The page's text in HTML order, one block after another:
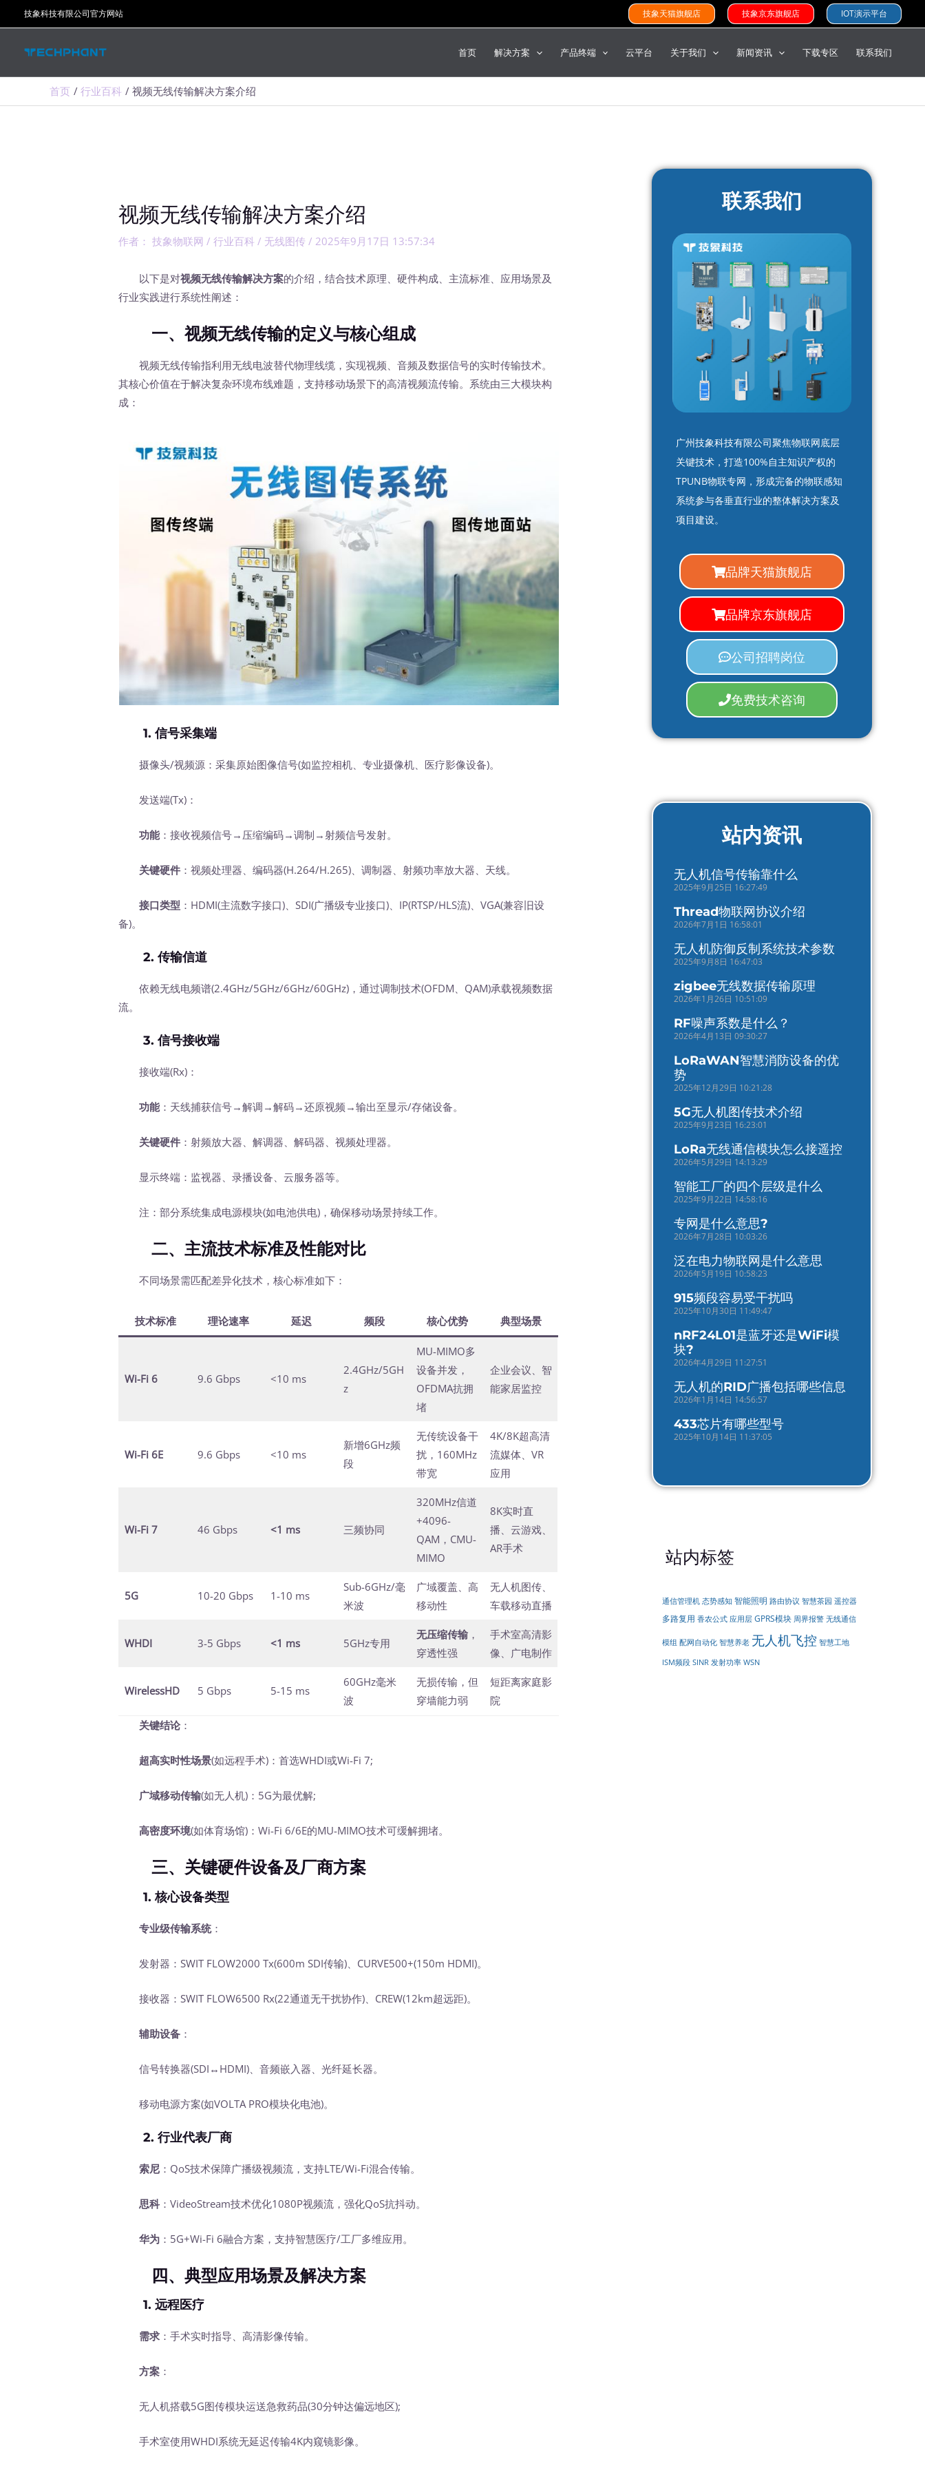
至
技象科技有限公司官方网站 技象天猫旗舰店 技象京东旗舰店 IOT演示平台
首页 解决方案 产品终端 云平台 关于我们 新闻资讯 下载专区 联系我们
首页 行业百科 视频无线传输解决方案介绍
视频无线传输解决方案介绍
作者： 技象物联网/行业百科 / 无线图传 / 2025年9月17日 13:57:34
以下是对视频无线传输解决方案的介绍，结合技术原理、硬件构成、主流标准、应用场景及
行业实践进行系统性阐述：
一、视频无线传输的定义与核心组成
视频无线传输指利用无线电波替代物理线缆，实现视频、音频及数据信号的实时传输技术。
其核心价值在于解决复杂环境布线难题，支持移动场景下的高清视频流传输。系统由三大模块构
成：
1.信号采集端
摄像头/视频源：采集原始图像信号(如监控相机、专业摄像机、医疗影像设备)。
发送端(Tx)：
功能：接收视频信号→压缩编码→调制→射频信号发射。
关键硬件 ：视频处理器、编码器(H.264/H.265)、调制器、射频功率放大器、天线。
接口类型 ：HDMI(主流数字接口)、SDI(广播级专业接口)、IP(RTSP/HLS流)、VGA(兼容旧设
备)。
2.传输信道
依赖无线电频谱(2.4GHz/5GHz/6GHz/60GHz)，通过调制技术(OFDM、QAM)承载视频数据
流。
3.信号接收端
接收端(Rx)：
功能：天线捕获信号→解调→解码→还原视频→输出至显示/存储设备。
关键硬件 ：射频放大器、解调器、解码器、视频处理器。
显示终端：监视器、录播设备、云服务器等。
注：部分系统集成电源模块(如电池供电)，确保移动场景持续工作。
二、主流技术标准及性能对比
不同场景需匹配差异化技术，核心标准如下：
技术标准 理论速率 延迟 频段 核心优势 典型场景
Wi-Fi 6 9.6 Gbps <10 ms
2.4GHz/5GH
z
MU-MIMO多
设备并发，
OFDMA抗拥
堵
企业会议、智
能家居监控
Wi-Fi 6E 9.6 Gbps <10 ms
新增6GHz频
段
无传统设备干
扰，160MHz
带宽
4K/8K超高清
流媒体、VR
应用
Wi-Fi 7 46 Gbps <1 ms 三频协同
320MHz信道
+4096-
QAM，CMU-
MIMO
8K实时直
播、云游戏、
AR手术
5G 10-20 Gbps 1-10 ms
Sub-6GHz/毫
米波
广域覆盖、高
移动性
无人机图传、
车载移动直播
WHDI 3-5 Gbps <1 ms 5GHz专用
无压缩传输，
穿透性强
手术室高清影
像、广电制作
WirelessHD 5 Gbps 5-15 ms
60GHz毫米
波
无损传输，但
穿墙能力弱
短距离家庭影
院
关键结论：
超高实时性场景(如远程手术)：首选WHDI或Wi-Fi 7;
广域移动传输(如无人机)：5G为最优解;
高密度环境(如体育场馆)：Wi-Fi 6/6E的MU-MIMO技术可缓解拥堵。
三、关键硬件设备及厂商方案
1.核心设备类型
专业级传输系统：
发射器：SWIT FLOW2000 Tx(600m SDI传输)、CURVE500+(150m HDMI)。
接收器：SWIT FLOW6500 Rx(22通道无干扰协作)、CREW(12km超远距)。
辅助设备 ：
信号转换器(SDI↔HDMI)、音频嵌入器、光纤延长器。
移动电源方案(如VOLTA PRO模块化电池)。
2.行业代表厂商
索尼 ：QoS技术保障广播级视频流，支持LTE/Wi-Fi混合传输。
思科 ：VideoStream技术优化1080P视频流，强化QoS抗抖动。
华为 ：5G+Wi-Fi 6融合方案，支持智慧医疗/工厂多维应用。
四、典型应用场景及解决方案
1.远程医疗
需求 ：手术实时指导、高清影像传输。
方案 ：
无人机搭载5G图传模块运送急救药品(30分钟达偏远地区);
手术室使用WHDI系统无延迟传输4K内窥镜影像。
联系我们
广州技象科技有限公司聚焦物联网底层
关键技术，打造100%自主知识产权的
TPUNB物联专网，形成完备的物联感知
系统参与各垂直行业的整体解决方案及
项目建设。
品牌天猫旗舰店
品牌京东旗舰店
公司招聘岗位
免费技术咨询
站内资讯
无人机信号传输靠什么
2025年9月25日 16:27:49
Thread物联网协议介绍
2026年7月1日 16:58:01
无人机防御反制系统技术参数
2025年9月8日 16:47:03
zigbee无线数据传输原理
2026年1月26日 10:51:09
RF噪声系数是什么？
2026年4月13日 09:30:27
LoRaWAN智慧消防设备的优
势
2025年12月29日 10:21:28
5G无人机图传技术介绍
2025年9月23日 16:23:01
LoRa无线通信模块怎么接遥控
2026年5月29日 14:13:29
智能工厂的四个层级是什么
2025年9月22日 14:58:16
专网是什么意思?
2026年7月28日 10:03:26
泛在电力物联网是什么意思
2026年5月19日 10:58:23
915频段容易受干扰吗
2025年10月30日 11:49:47
nRF24L01是蓝牙还是WiFi模
块?
2026年4月29日 11:27:51
无人机的RID广播包括哪些信息
2026年1月14日 14:56:57
433芯片有哪些型号
2025年10月14日 11:37:05
站内标签
通信管理机 态势感知 智能照明 路由协议 智慧茶园 遥控器
多路复用 香农公式 应用层 GPRS模块 周界报警 无线通信
模组 配网自动化 智慧养老 无人机飞控 智慧工地
ISM频段 SINR 发射功率 WSN